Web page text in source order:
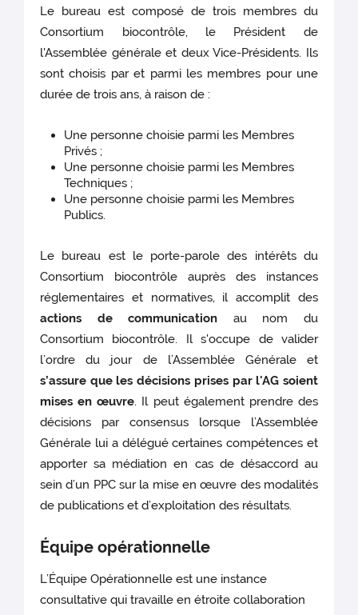
Le bureau est composé de trois membres du
Consortium biocontrôle, le Président de
l'Assemblée générale et deux Vice-Présidents. Ils
sont choisis par et parmi les membres pour une
durée de trois ans, à raison de :
Une personne choisie parmi les Membres
Privés ;
Une personne choisie parmi les Membres
Techniques ;
Une personne choisie parmi les Membres
Publics.
Le bureau est le porte-parole des intérêts du
Consortium biocontrôle auprès des instances
réglementaires et normatives, il accomplit des
actions de communication au nom du
Consortium biocontrôle. Il s'occupe de valider
l’ordre du jour de l’Assemblée Générale et
s’assure que les décisions prises par l'AG soient
mises en œuvre. Il peut également prendre des
décisions par consensus lorsque l’Assemblée
Générale lui a délégué certaines compétences et
apporter sa médiation en cas de désaccord au
sein d’un PPC sur la mise en œuvre des modalités
de publications et d’exploitation des résultats.
Équipe opérationnelle
L’Équipe Opérationnelle est une instance
consultative qui travaille en étroite collaboration